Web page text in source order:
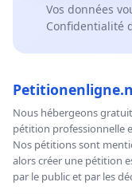
Vos données
Confidentialité
Nous hébergeons
pétition professionnelle
Nos pétitions sont
alors créer une pétition
par le public et par les